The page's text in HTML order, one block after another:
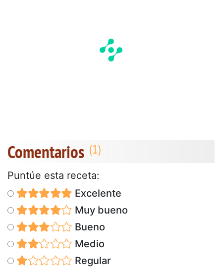
Comentarios
Puntúe esta receta:
Excelente
Muy bueno
Bueno
Medio
Regular